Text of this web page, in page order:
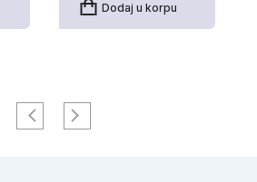
Dodaj u korpu